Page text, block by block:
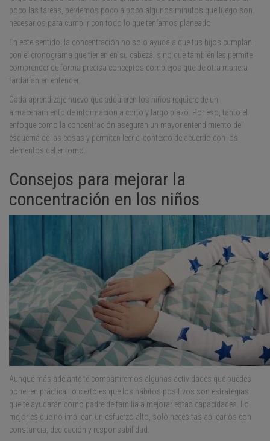
poco las tareas, perdemos poco a poco algunos minutos que luego son
necesarios para cumplir con todo lo que teníamos planeado.
En este sentido, la concentración no solo ayuda a que tus hijos cumplan
con el cronograma que tienen en su cabeza, sino que también les permite
comprender de forma precisa conceptos complejos que de otra manera
tardarían en entender.
Cada aprendizaje nuevo que adquieren los niños requiere de un
almacenamiento de información a corto y largo plazo. Por eso, tanto el
enfoque como la concentración aseguran un mayor entendimiento del
esquema de las cosas y permiten leer el contexto de acuerdo con los
elementos del entorno.
Consejos para mejorar la
concentración en los niños
Aunque más adelante te compartiremos algunas actividades que puedes
poner en práctica, lo cierto es que los hábitos positivos son estrategias
que te ayudarán como padre de familia a mejorar estas capacidades. Lo
mejor es que no implican un esfuerzo alto, solo necesitas aplicarlos con
constancia, dedicación y responsabilidad.